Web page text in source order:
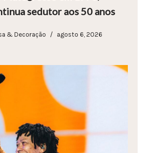
sedutor aos 50 anos
& Decoração agosto 6, 2026